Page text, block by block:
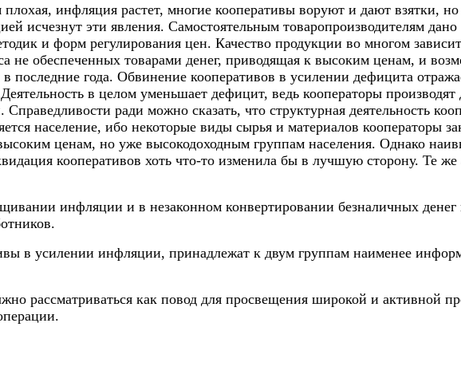
инфляция растет, многие кооперативы воруют и дают взятки, но
исчезнут эти явления. Самостоятельным товаропроизводителям
и форм регулирования цен. Качество продукции во многом
не обеспеченных товарами денег, приводящая к высоким ценам, и
последние года. Обвинение кооперативов в усилении дефицита
в целом уменьшает дефицит, ведь кооператоры
ради можно сказать, что структурная деятельность
население, ибо некоторые виды сырья и материалов кооператоры
ценам, но уже высокодоходным группам населения. Однако
кооперативов хоть что-то изменила бы в лучшую сторону. Те
инфляции и в незаконном конвертировании безналичных
в усилении инфляции, принадлежат к двум группам наименее
рассматриваться как повод для просвещения широкой и активной